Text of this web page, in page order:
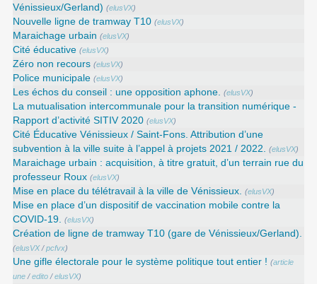
Vénissieux/Gerland) (elusVX)
Nouvelle ligne de tramway T10 (elusVX)
Maraichage urbain (elusVX)
Cité éducative (elusVX)
Zéro non recours (elusVX)
Police municipale (elusVX)
Les échos du conseil : une opposition aphone. (elusVX)
La mutualisation intercommunale pour la transition numérique -
Rapport d’activité SITIV 2020 (elusVX)
Cité Éducative Vénissieux / Saint-Fons. Attribution d’une
subvention à la ville suite à l’appel à projets 2021 / 2022. (elusVX)
Maraichage urbain : acquisition, à titre gratuit, d’un terrain rue du
professeur Roux (elusVX)
Mise en place du télétravail à la ville de Vénissieux. (elusVX)
Mise en place d’un dispositif de vaccination mobile contre la
COVID-19. (elusVX)
Création de ligne de tramway T10 (gare de Vénissieux/Gerland).
(elusVX/pcfvx)
Une gifle électorale pour le système politique tout entier ! (article
une /edito /elusVX)